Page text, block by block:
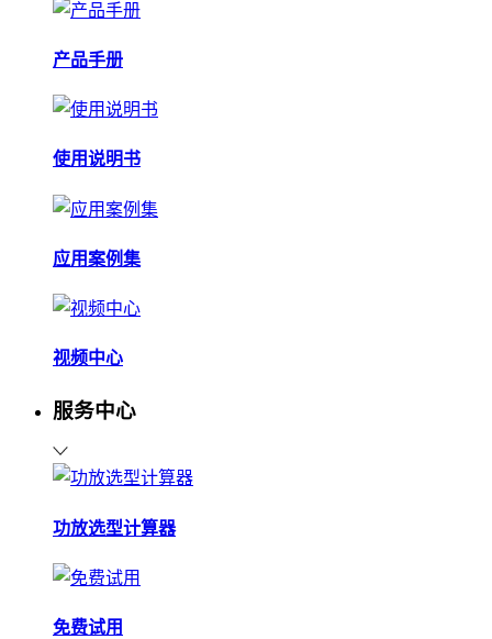
产品手册
使用说明书
应用案例集
视频中心
服务中心
功放选型计算器
免费试用